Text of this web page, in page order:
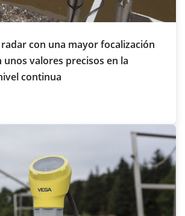
con una mayor focalización
valores precisos en la
continua